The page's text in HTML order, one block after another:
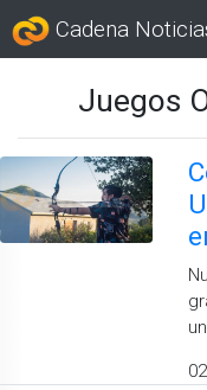
Cadena
Juegos